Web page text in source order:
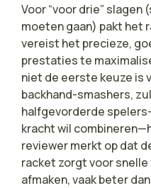
Voor “voor drie” slagen
moeten gaan) pakt het
vereist het precieze,
prestaties te
niet de eerste keuze is
backhand-smashers,
halfgevorderde
kracht wil
reviewer merkt op dat
racket zorgt voor
afmaken, vaak beter